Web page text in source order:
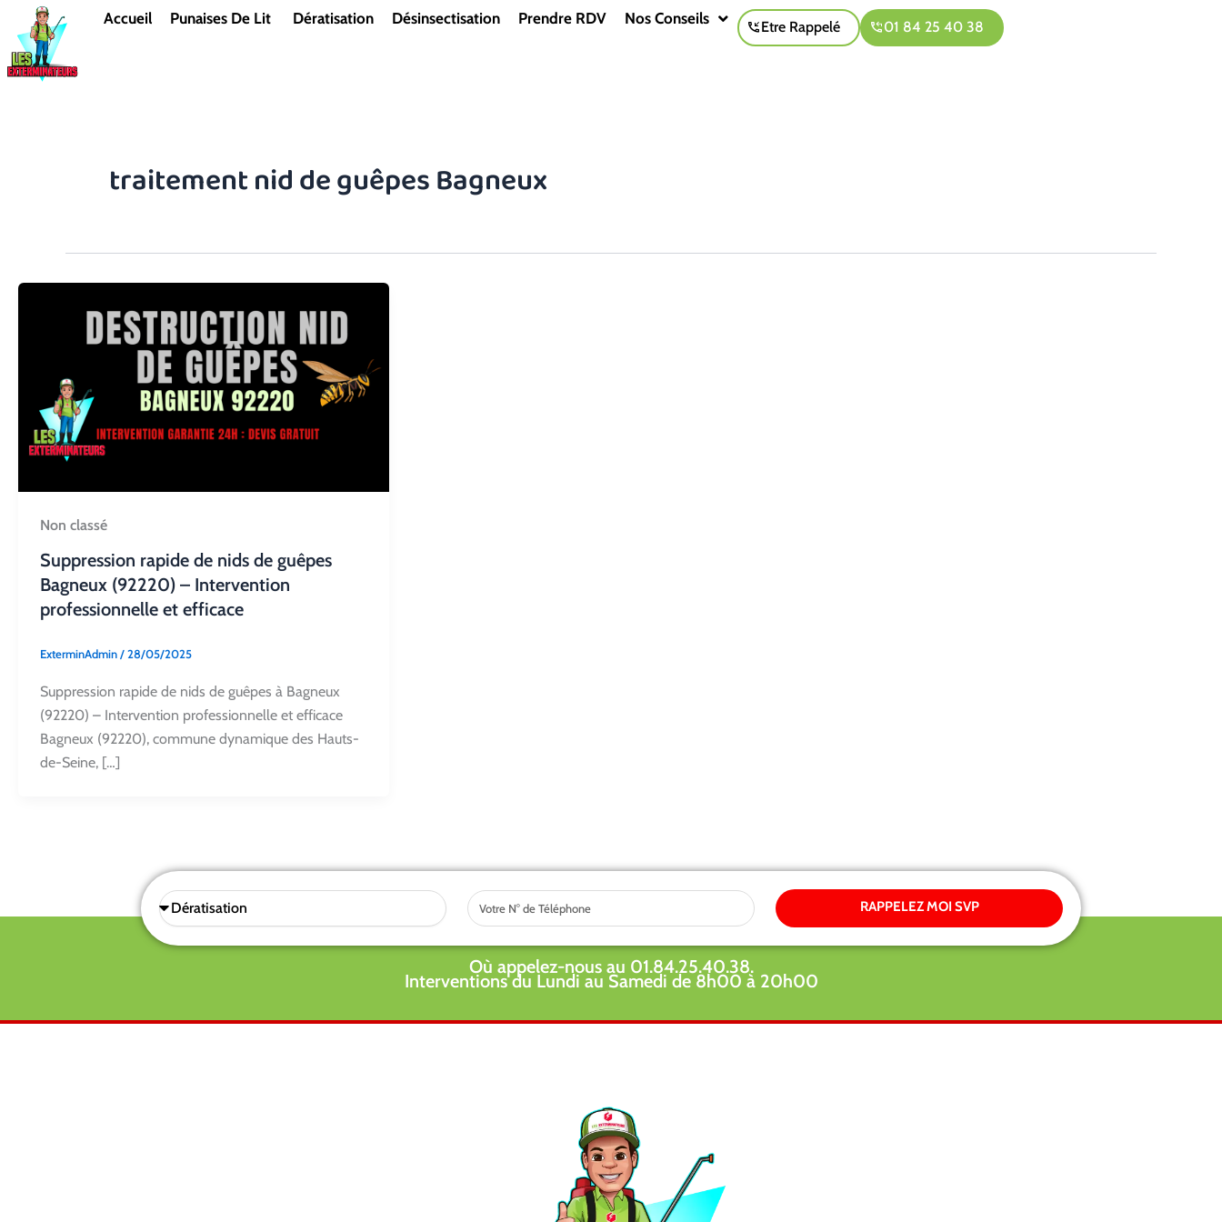
contenu
Accueil Punaises De Lit Dératisation Désinsectisation Prendre RDV Nos Conseils Etre Rappelé 01 84 25 40 38
traitement nid de guêpes Bagneux
Non classé
Suppression rapide de nids de guêpes
Bagneux (92220) – Intervention
professionnelle et efficace
ExterminAdmin/28/05/2025
Suppression rapide de nids de guêpes à Bagneux
(92220) – Intervention professionnelle et efficace
Bagneux (92220), commune dynamique des Hauts-
de-Seine, […]
Sélectionnez
une
Tel RAPPELEZ MOI SVP
Où appelez-nous au 01.84.25.40.38.
Interventions du Lundi au Samedi de 8h00 à 20h00